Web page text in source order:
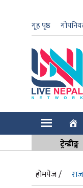
गृह पृष्ठ
ट्रेन्डीङ्ग
होमपेज /